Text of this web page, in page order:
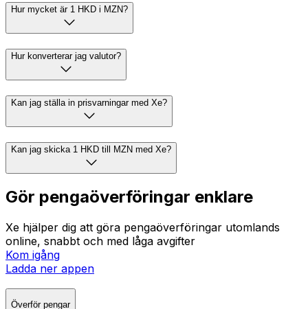
Hur mycket är 1 HKD i MZN?
Hur konverterar jag valutor?
Kan jag ställa in prisvarningar med Xe?
Kan jag skicka 1 HKD till MZN med Xe?
Gör pengaöverföringar enklare
Xe hjälper dig att göra pengaöverföringar utomlands
online, snabbt och med låga avgifter
Kom igång
Ladda ner appen
Överför pengar